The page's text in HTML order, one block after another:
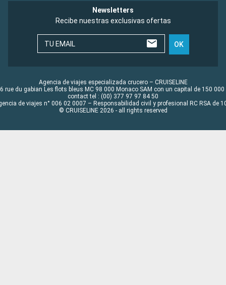
Newsletters
Recibe nuestras exclusivas ofertas
TU EMAIL OK
Agencia de viajes especializada crucero – CRUISELINE
rue du gabian Les flots bleus MC 98 000 Monaco SAM con un capital de 150 000
contact tel : (00) 377 97 97 84 50
de viajes n° 006 02 0007 – Responsabilidad civil y profesional RC RSA de
© CRUISELINE 2026 - all rights reserved